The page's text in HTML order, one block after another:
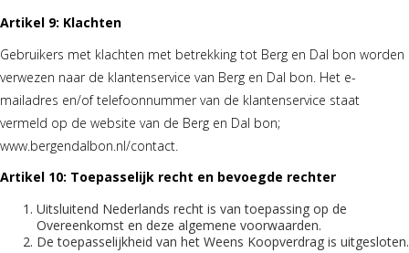
Artikel 9: Klachten
Gebruikers met klachten met betrekking tot Berg en Dal bon worden
verwezen naar de klantenservice van Berg en Dal bon. Het e-
mailadres en/of telefoonnummer van de klantenservice staat
vermeld op de website van de Berg en Dal bon;
www.bergendalbon.nl/contact.
Artikel 10: Toepasselijk recht en bevoegde rechter
Uitsluitend Nederlands recht is van toepassing op de
Overeenkomst en deze algemene voorwaarden.
De toepasselijkheid van het Weens Koopverdrag is uitgesloten.